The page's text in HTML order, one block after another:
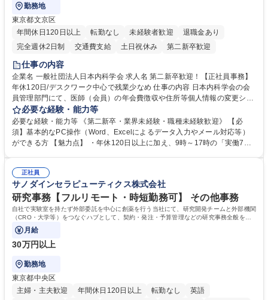
勤務地
東京都文京区
年間休日120日以上
転勤なし 未経験者歓迎
退職金あり
完全週休2日制
交通費支給 土日祝休み 第二新卒歓迎
仕事の内容
企業名 一般社団法人日本内科学会 求人名 第二新卒歓迎！【正社員事務】
年休120日/デスクワーク中心で残業少なめ 仕事の内容 日本内科学会の会
員管理部門にて、医師（会員）の年会費徴収や住所等個人情報の変更シス
テム入力、電話・FAX対応をお任せします。将来的には、各種委員会の運
営事務局業務などにも幅広く携わっていただきます。 【会員管理・データ
入力業務】 ・医師（会員）の住所変更、個人情報のシステム登録・更新
・年会費の徴収管理や入金データの照合確認 【問い合わせ対応】 ・会員
年休120日/デスクワーク中心で残業少なめ
必要な経験・能力等
必要な経験・能力等 《第二新卒・業界未経験・職種未経験歓迎》 【必
須】基本的なPC操作（Word、Excelによるデータ入力やメール対応等）
ができる方 【魅力点】 ・年休120日以上に加え、9時～17時の「実働7時
整、資料作成、当日の運営サポート 学歴・資格 学歴：大学院 大学 語学
力： 資格：
正社員
サノダインセラピューティクス株式会社
研究事務【フルリモート・時短勤務可】 その他事務
自社で実験室を持たず外部委託を中心に創薬を行う当社にて、研究開発チームと外部機関
（CRO・大学等）をつなぐハブとして、契約・発注・予算管理などの研究事務全般をお
任せします。
月給
30万円以上
勤務地
東京都中央区
主婦・主夫歓迎
年間休日120日以上 転勤なし
英語